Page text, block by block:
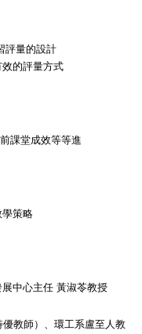
評量的設計
的評量方式
課堂成效等等進
學策略
中心主任 黃淑苓教授
教師）、環工系盧至人教